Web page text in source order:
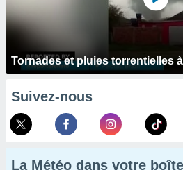
Tornades et pluies torrentielles
Suivez-nous
La Météo dans votre